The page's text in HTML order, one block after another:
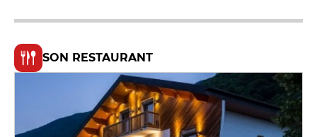
SON RESTAURANT